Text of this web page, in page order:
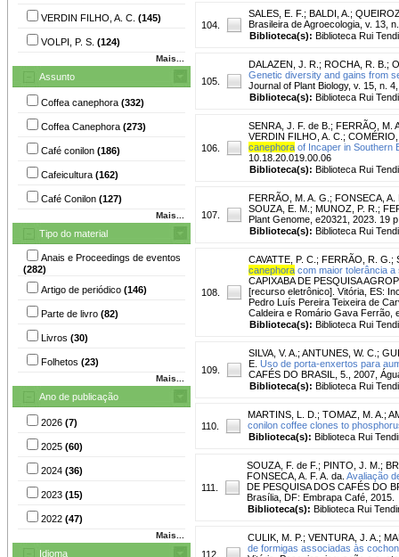
VERDIN FILHO, A. C. (145)
VOLPI, P. S. (124)
Mais...
Assunto
Coffea canephora (332)
Coffea Canephora (273)
Café conilon (186)
Cafeicultura (162)
Café Conilon (127)
Mais...
Tipo do material
Anais e Proceedings de eventos
(282)
Artigo de periódico (146)
Parte de livro (82)
Livros (30)
Folhetos (23)
Mais...
Ano de publicação
2026 (7)
2025 (60)
2024 (36)
2023 (15)
2022 (47)
Mais...
Idioma
104.
SALES, E. F. ; BALDI, A. ;
Brasileira de Agroecologia, v. 13,
Biblioteca(s): Biblioteca Rui
105.
DALAZEN, J. R. ; ROCHA, R. B. ;
Genetic diversity and gains from
Journal of Plant Biology, v. 15, n.
Biblioteca(s): Biblioteca Rui
106.
SENRA, J. F. de B. ; FERRÃO, M.
VERDIN FILHO, A. C. ;
canephora of Incaper in Southern
10.18.20.019.00.06
Biblioteca(s): Biblioteca Rui
107.
FERRÃO, M. A. G. ; FONSECA, A.
SOUZA, E. M. ; MUNOZ, P. R. ;
Plant Genome, e20321, 2023. 19
Biblioteca(s): Biblioteca Rui
108.
CAVATTE, P. C. ; FERRÃO, R. G. ;
canephora com maior tolerância
CAPIXABA DE PESQUISA
[recurso eletrônico]. Vitória, ES:
Pedro Luís Pereira Teixeira de
Caldeira e Romário Gava Ferrão,
Biblioteca(s): Biblioteca Rui
109.
SILVA, V. A. ; ANTUNES, W. C. ;
E. Uso de porta-enxertos para
CAFÉS DO BRASIL, 5., 2007,
Biblioteca(s): Biblioteca Rui
110.
MARTINS, L. D. ; TOMAZ, M. A. ;
conilon coffee clones to
Biblioteca(s): Biblioteca Rui
111.
SOUZA, F. de F. ; PINTO, J. M. ;
FONSECA, A. F. A. da. Avaliação
DE PESQUISA DOS CAFÉS DO
Brasília, DF: Embrapa Café, 2015.
Biblioteca(s): Biblioteca Rui
112.
CULIK, M. P. ; VENTURA, J. A. ;
de formigas associadas às